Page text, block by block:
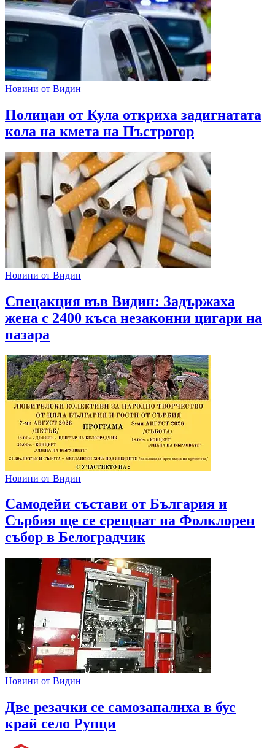
Новини от Видин
Полицаи от Кула откриха задигнатата
кола на кмета на Пъстрогор
Новини от Видин
Спецакция във Видин: Задържаха
жена с 2400 къса незаконни цигари на
пазара
Новини от Видин
Самодейи състави от България и
Сърбия ще се срещнат на Фолклорен
събор в Белоградчик
Новини от Видин
Две резачки се самозапалиха в бус
край село Рупци